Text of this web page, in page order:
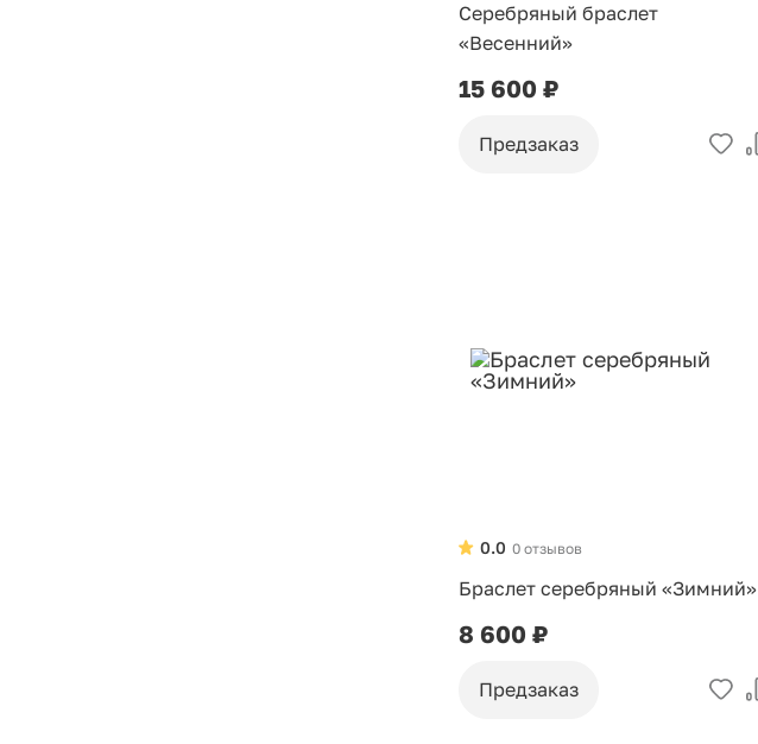
Серебряный браслет
«Весенний»
15 600 ₽
Предзаказ
0 отзывов
0.0
Браслет серебряный «Зимний»
8 600 ₽
Предзаказ